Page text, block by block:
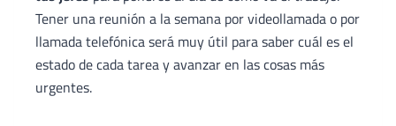
Tener una reunión a la semana por videollamada o por
llamada telefónica será muy útil para saber cuál es el
estado de cada tarea y avanzar en las cosas más
urgentes.